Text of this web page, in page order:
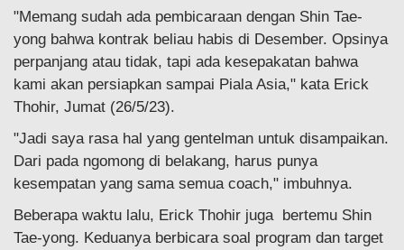
"Memang sudah ada pembicaraan dengan Shin Tae-
yong bahwa kontrak beliau habis di Desember. Opsinya
perpanjang atau tidak, tapi ada kesepakatan bahwa
kami akan persiapkan sampai Piala Asia," kata Erick
Thohir, Jumat (26/5/23).
"Jadi saya rasa hal yang gentelman untuk disampaikan.
Dari pada ngomong di belakang, harus punya
kesempatan yang sama semua coach," imbuhnya.
Beberapa waktu lalu, Erick Thohir juga bertemu Shin
Tae-yong. Keduanya berbicara soal program dan target